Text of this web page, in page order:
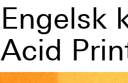
Engelsk
Acid